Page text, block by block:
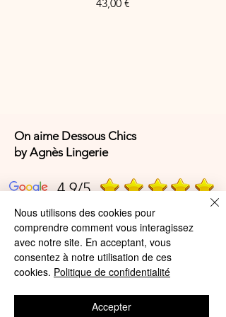
43,00 €
On aime Dessous Chics
by Agnès Lingerie
4,9/5
4,9/5
Nous utilisons des cookies pour
comprendre comment vous interagissez
avec notre site. En acceptant, vous
consentez à notre utilisation de ces
cookies. Politique de confidentialité
Accepter